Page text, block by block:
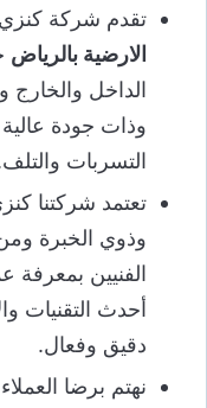
تقدم شركة
الارضية بالرياض
الداخل
وذات جودة
التسربات
تعتمد شركتنا
وذوي الخبرة ومن
الفنيين
أحدث التقنيات
دقيق وفعال.
نهتم برضا